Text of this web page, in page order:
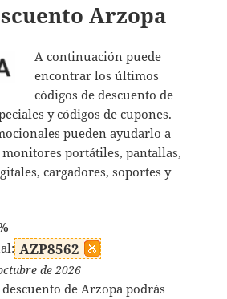
Arzopa
A continuación puede
encontrar los últimos
códigos de descuento de
y códigos de cupones.
pueden ayudarlo a
portátiles, pantallas,
cargadores, soportes y
AZP8562
de 2026
de Arzopa podrás